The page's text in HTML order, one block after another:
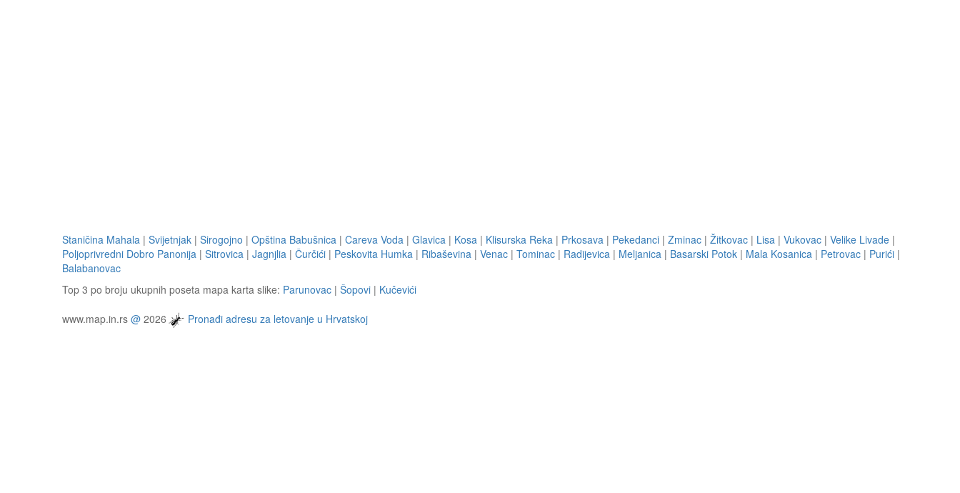
Staničina Mahala | Svijetnjak | Sirogojno | Opština Babušnica | Careva Voda | Glavica | Kosa | Klisurska Reka | Prkosava | Pekedanci | Zminac | Žitkovac | Lisa | Vukovac | Velike Livade |
Poljoprivredni Dobro Panonija | Sitrovica | Jagnjlia | Čurčići | Peskovita Humka | Ribaševina | Venac | Tominac | Radijevica | Meljanica | Basarski Potok | Mala Kosanica | Petrovac | Purići |
Balabanovac
Top 3 po broju ukupnih poseta mapa karta slike: Parunovac | Šopovi | Kučevići
www.map.in.rs @ 2026 Pronađi adresu za letovanje u Hrvatskoj